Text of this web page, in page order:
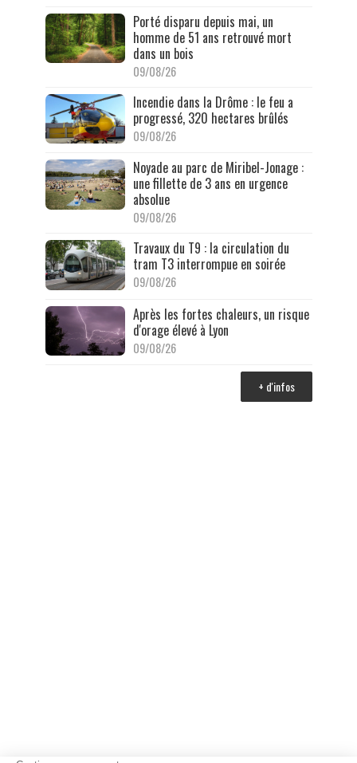
Porté disparu depuis mai, un
homme de 51 ans retrouvé mort
dans un bois
09/08/26
Incendie dans la Drôme : le feu a
progressé, 320 hectares brûlés
09/08/26
Noyade au parc de Miribel-Jonage :
une fillette de 3 ans en urgence
absolue
09/08/26
Travaux du T9 : la circulation du
tram T3 interrompue en soirée
09/08/26
Après les fortes chaleurs, un risque
d'orage élevé à Lyon
09/08/26
+ d'infos